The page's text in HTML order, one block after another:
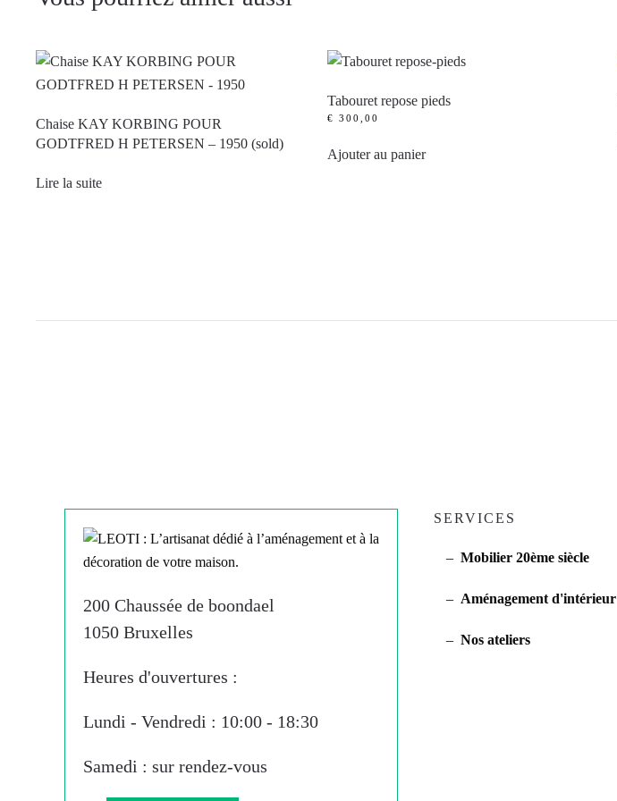
Chaise KAY KORBING POUR
GODTFRED H PETERSEN – 1950 (sold)
Lire la suite
Tabouret repose pieds
€ 300,00
Ajouter au panier
200 Chaussée de boondael
1050 Bruxelles
Heures d'ouvertures :
Lundi - Vendredi : 10:00 - 18:30
Samedi : sur rendez-vous
SERVICES
Mobilier 20ème siècle
Aménagement d'intérieur
Nos ateliers